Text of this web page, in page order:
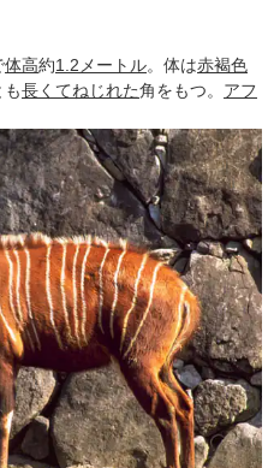
体高約1.2 メートル。体は赤褐色
も長くてねじれた角をもつ。 アフ